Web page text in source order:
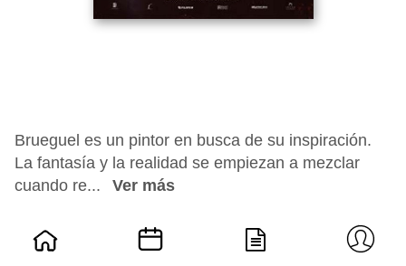
Brueguel es un pintor en busca de su inspiración.
La fantasía y la realidad se empiezan a mezclar
cuando re...
Ver más